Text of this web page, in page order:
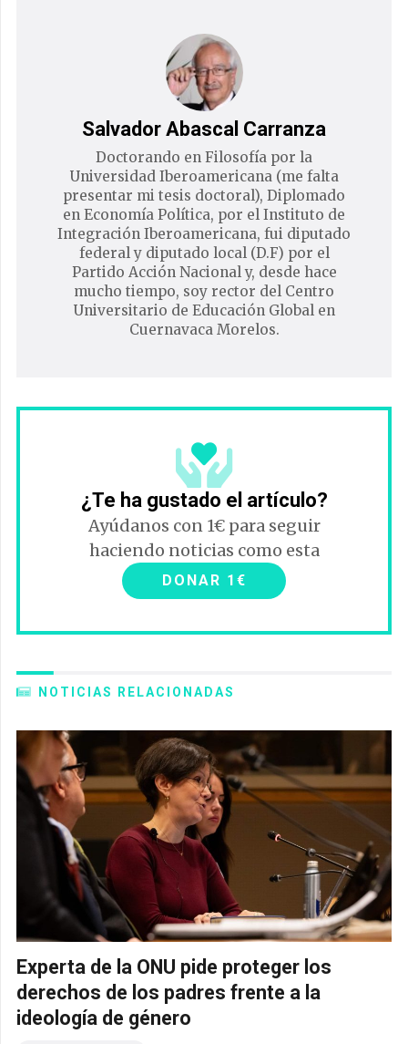
Salvador Abascal Carranza
Doctorando en Filosofía por la
Universidad Iberoamericana (me falta
presentar mi tesis doctoral), Diplomado
en Economía Política, por el Instituto de
Integración Iberoamericana, fui diputado
federal y diputado local (D.F) por el
Partido Acción Nacional y, desde hace
mucho tiempo, soy rector del Centro
Universitario de Educación Global en
Cuernavaca Morelos.
¿Te ha gustado el artículo?
Ayúdanos con 1€ para seguir
haciendo noticias como esta
DONAR 1€
NOTICIAS RELACIONADAS
Experta de la ONU pide proteger los
derechos de los padres frente a la
ideología de género